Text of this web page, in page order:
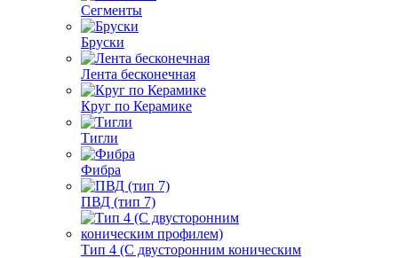
Сегменты
Бруски
Лента бесконечная
Круг по Керамике
Тигли
Фибра
ПВД (тип 7)
Тип 4 (С двусторонним коническим